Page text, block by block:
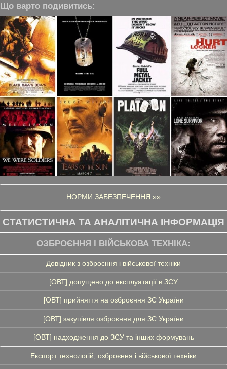
Що варто подивитись:
НОРМИ ЗАБЕЗПЕЧЕННЯ »»
СТАТИСТИЧНА ТА АНАЛІТИЧНА ІНФОРМАЦІЯ
ОЗБРОЄННЯ І ВІЙСЬКОВА ТЕХНІКА:
Довідник з озброєння і військової техніки
[ОВТ] допущено до експлуатації в ЗСУ
[ОВТ] прийняття на озброєння ЗС України
[ОВТ] закупівля озброєння для ЗС України
[ОВТ] надходження до ЗСУ та інших формувань
Експорт технологій, озброєння і військової техніки